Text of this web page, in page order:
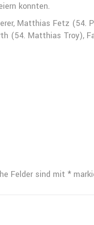
konnten.
Matthias Fetz (54.
(54. Matthias Troy),
Felder sind mit *